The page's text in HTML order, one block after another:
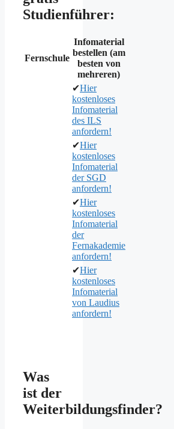
Studienführer:
Fernschule
Infomaterial
bestellen (am
besten von
mehreren)
✔Hier
kostenloses
Infomaterial
des ILS
anfordern!
✔Hier
kostenloses
Infomaterial
der SGD
anfordern!
✔Hier
kostenloses
Infomaterial
der
Fernakademie
anfordern!
✔Hier
kostenloses
Infomaterial
von Laudius
anfordern!
Was
ist der
Weiterbildungsfinder?